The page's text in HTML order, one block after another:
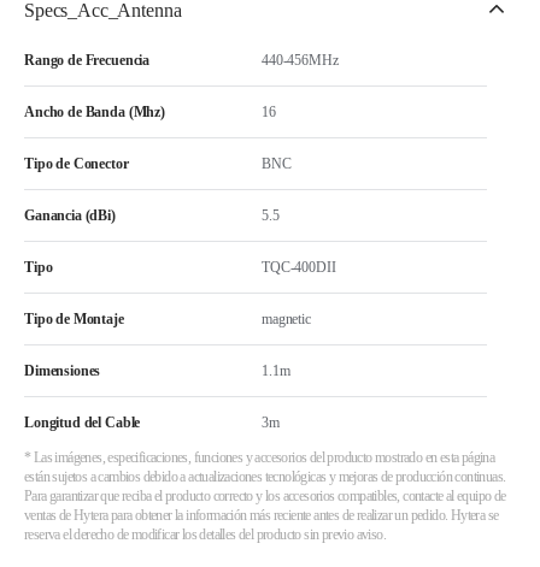
Specs_Acc_Antenna
Rango de Frecuencia 440-456MHz
Ancho de Banda (Mhz) 16
Tipo de Conector BNC
Ganancia (dBi) 5.5
Tipo TQC-400DII
Tipo de Montaje magnetic
Dimensiones 1.1m
Longitud del Cable 3m
* Las imágenes, especificaciones, funciones y accesorios del producto mostrado en esta página
están sujetos a cambios debido a actualizaciones tecnológicas y mejoras de producción continuas.
Para garantizar que reciba el producto correcto y los accesorios compatibles, contacte al equipo de
ventas de Hytera para obtener la información más reciente antes de realizar un pedido. Hytera se
reserva el derecho de modificar los detalles del producto sin previo aviso.